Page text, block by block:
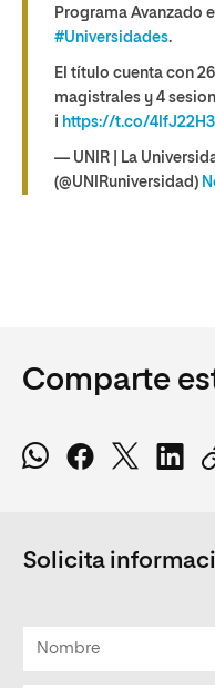
Programa Avanzado
#Universidades.
El título cuenta con
magistrales y 4
ℹ https://t.co/
— UNIR | La
(@UNIRuniversidad)
Comparte
Solicita